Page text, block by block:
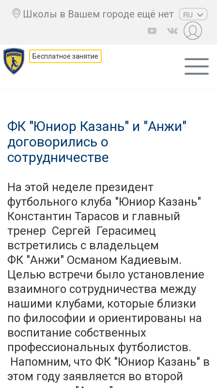
Школы в Вашем городе ещё нет
RU
EN
KZ
AZ
Бесплатное занятие
ФК "Юниор Казань" и "Анжи"
договорились о
сотрудничестве
На этой неделе президент
футбольного клуба "Юниор Казань"
Константин Тарасов и главный
тренер Сергей Герасимец
встретились с владельцем
ФК "Анжи" Османом Кадиевым.
Целью встречи было установление
взаимного сотрудничества между
нашими клубами, которые близки
по философии и ориентированы на
воспитание собственных
профессиональных футболистов.
Напомним, что ФК "Юниор Казань" в
этом году заявляется во второй